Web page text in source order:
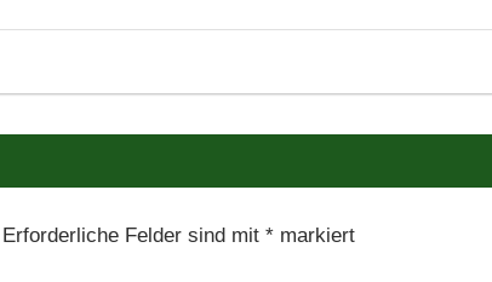
Erforderliche Felder sind mit * markiert